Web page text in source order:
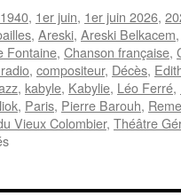
1940, 1er juin, 1er juin 2026,
, Areski, Areski Belkacem
Fontaine, Chanson française,
, compositeur, Décès,
, kabyle, Kabylie, Léo Ferré,
, Paris, Pierre Barouh,
Vieux Colombier, Théâtre
sur